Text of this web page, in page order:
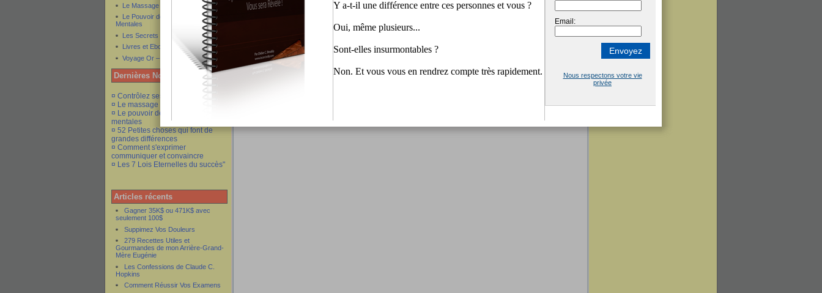
Le Massage et ses Secrets
Le Pouvoir des Commandes
Mentales
Les Secrets de l'Attraction
Livres et Ebooks Gratuits
Voyage Or – Voyage de Rêve
Dernières Nouveautés
¤ Contrôlez ses émotions
¤ Le massage et ses bienfaits
¤ Le pouvoir des commandes
mentales
¤ 52 Petites choses qui font de
grandes différences
¤ Comment s'exprimer
communiquer et convaincre
¤ Les 7 Lois Eternelles du succès"
Articles récents
Gagner 35K$ ou 471K$ avec
seulement 100$
Suppimez Vos Douleurs
279 Recettes Utiles et
Gourmandes de mon Arrière-Grand-
Mère Eugénie
Les Confessions de Claude C.
Hopkins
Comment Réussir Vos Examens
Publié par Jo Dnarroc
Popularity: 2%